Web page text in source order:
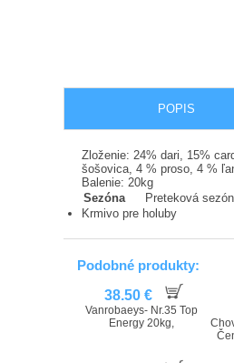
POPIS
Zloženie: 24% dari, 15%
šošovica, 4 % proso, 4 %
Balenie: 20kg
Sezóna
Preteková
Krmivo pre holuby
Podobné produkty:
38.50 €
Vanrobaeys- Nr.35 Top
Energy 20kg,